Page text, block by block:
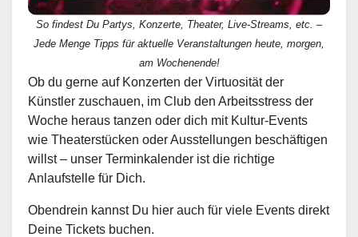
So findest Du Partys, Konzerte, Theater, Live-Streams, etc. –
Jede Menge Tipps für aktuelle Veranstaltungen heute, morgen,
am Wochenende!
Ob du gerne auf Konzerten der Virtuosität der
Künstler zuschauen, im Club den Arbeitsstress der
Woche heraus tanzen oder dich mit Kultur-Events
wie Theaterstücken oder Ausstellungen beschäftigen
willst – unser Terminkalender ist die richtige
Anlaufstelle für Dich.
Obendrein kannst Du hier auch für viele Events direkt
Deine Tickets buchen.